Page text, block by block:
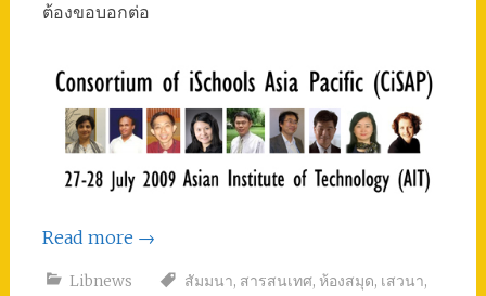
ต้องขอบอกต่อ
Read more →
Libnews สัมมนา, สารสนเทศ, ห้องสมุด, เสวนา,